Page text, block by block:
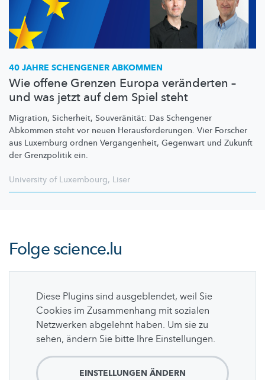
40 JAHRE SCHENGENER ABKOMMEN
Wie offene Grenzen Europa veränderten –
und was jetzt auf dem Spiel steht
Migration, Sicherheit, Souveränität: Das Schengener
Abkommen steht vor neuen Herausforderungen. Vier Forscher
aus Luxemburg ordnen Vergangenheit, Gegenwart und Zukunft
der Grenzpolitik ein.
University of Luxembourg, Liser
Folgescience.lu
Diese Plugins sind ausgeblendet, weil Sie
Cookies im Zusammenhang mit sozialen
Netzwerken abgelehnt haben. Um sie zu
sehen, ändern Sie bitte Ihre Einstellungen.
EINSTELLUNGEN ÄNDERN